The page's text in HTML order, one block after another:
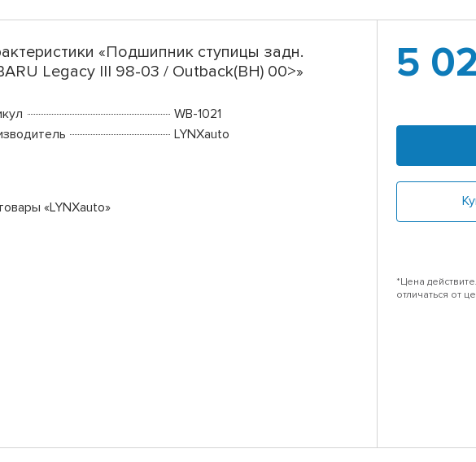
«Подшипник ступицы задн.
Legacy III 98-03 / Outback(BH) 00>»
WB-1021
LYNXauto
«LYNXauto»
5
*Цена
отличаться от